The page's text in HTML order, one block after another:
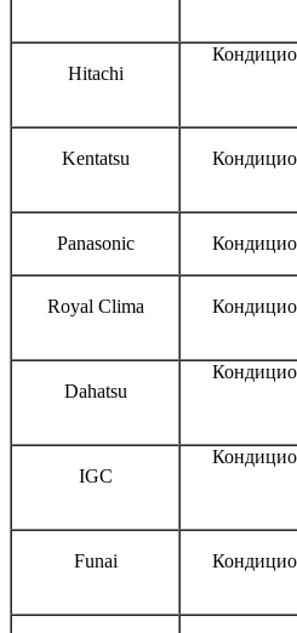
Hitachi
Kentatsu
Panasonic
Royal Clima
Dahatsu
IGC
Funai